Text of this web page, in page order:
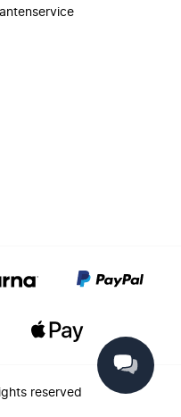
reserved